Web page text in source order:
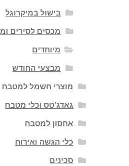
בישול במיקרוגל
מכסים לסירים
מיוחדים
מבצעי החודש
מוצרי חשמל למטבח
גאדג'טס וכלי מטבח
אחסון למטבח
כלי הגשה ואירוח
סכינים